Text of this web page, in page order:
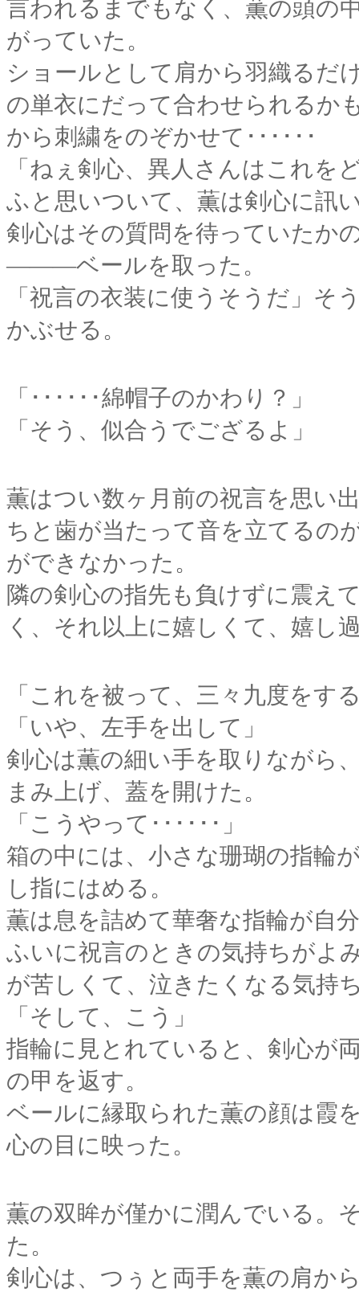
言われるまでもなく、薫の頭の
がっていた。
ショールとして肩から羽織るだ
の単衣にだって合わせられるか
から刺繍をのぞかせて･･････
「ねぇ剣心、異人さんはこれを
ふと思いついて、薫は剣心に訊
剣心はその質問を待っていたか
―――ベールを取った。
「祝言の衣装に使うそうだ」 そ
かぶせる。
「･･････綿帽子のかわり？」
「そう、似合うでござるよ」
薫はつい数ヶ月前の祝言を思い
ちと歯が当たって音を立てるの
ができなかった。
隣の剣心の指先も負けずに震え
く、それ以上に嬉しくて、嬉し
「これを被って、三々九度をす
「いや、左手を出して」
剣心は薫の細い手を取りながら
まみ上げ、蓋を開けた。
「こうやって･･････」
箱の中には、小さな珊瑚の指輪
し指にはめる。
薫は息を詰めて華奢な指輪が自
ふいに祝言のときの気持ちがよ
が苦しくて、泣きたくなる気持
「そして、こう」
指輪に見とれていると、剣心が
の甲を返す。
ベールに縁取られた薫の顔は霞
心の目に映った。
薫の双眸が僅かに潤んでいる。
た。
剣心は、つぅと両手を薫の肩か